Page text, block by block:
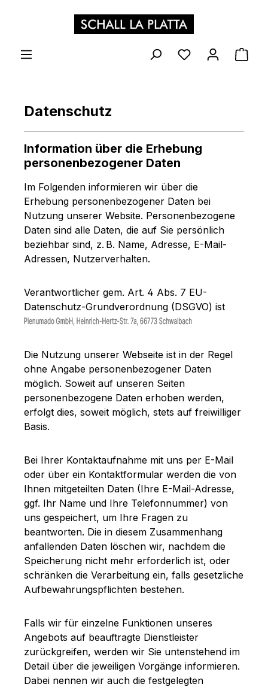
Zum Hauptinhalt springen
DU HAST 0
Datenschutz
Information über die Erhebung
personenbezogener Daten
Im Folgenden informieren wir über die
Erhebung personenbezogener Daten bei
Nutzung unserer Website. Personenbezogene
Daten sind alle Daten, die auf Sie persönlich
beziehbar sind, z. B. Name, Adresse, E-Mail-
Adressen, Nutzerverhalten.
Verantwortlicher gem. Art. 4 Abs. 7 EU-
Datenschutz-Grundverordnung (DSGVO) ist
Die Nutzung unserer Webseite ist in der Regel
ohne Angabe personenbezogener Daten
möglich. Soweit auf unseren Seiten
personenbezogene Daten erhoben werden,
erfolgt dies, soweit möglich, stets auf freiwilliger
Basis.
Bei Ihrer Kontaktaufnahme mit uns per E-Mail
oder über ein Kontaktformular werden die von
Ihnen mitgeteilten Daten (Ihre E-Mail-Adresse,
ggf. Ihr Name und Ihre Telefonnummer) von
uns gespeichert, um Ihre Fragen zu
beantworten. Die in diesem Zusammenhang
anfallenden Daten löschen wir, nachdem die
Speicherung nicht mehr erforderlich ist, oder
schränken die Verarbeitung ein, falls gesetzliche
Aufbewahrungspflichten bestehen.
Falls wir für einzelne Funktionen unseres
Angebots auf beauftragte Dienstleister
zurückgreifen, werden wir Sie untenstehend im
Detail über die jeweiligen Vorgänge informieren.
Dabei nennen wir auch die festgelegten